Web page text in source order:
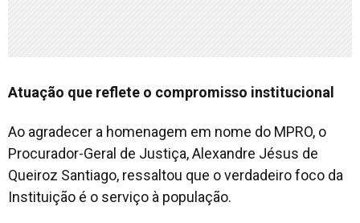
Atuação que reflete o compromisso institucional
Ao agradecer a homenagem em nome do MPRO, o
Procurador-Geral de Justiça, Alexandre Jésus de
Queiroz Santiago, ressaltou que o verdadeiro foco da
Instituição é o serviço à população.